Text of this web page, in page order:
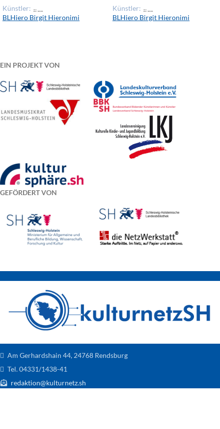
Künstler:
BLHiero Birgit Hieronimi
Künstler:
BLHiero Birgit Hieronimi
EIN PROJEKT VON
GEFÖRDERT VON
Am Gerhardshain 44, 24768 Rendsburg
Tel. 04331/1438-41
redaktion@kulturnetz.sh